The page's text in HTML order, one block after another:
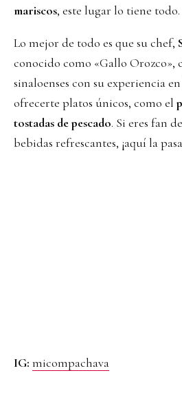
mariscos, este lugar lo tiene todo.
Lo mejor de todo es que su chef,
conocido como «Gallo Orozco»,
sinaloenses con su experiencia
ofrecerte platos únicos, como el
tostadas de pescado. Si eres fan
bebidas refrescantes, ¡aquí la
IG: micompachava